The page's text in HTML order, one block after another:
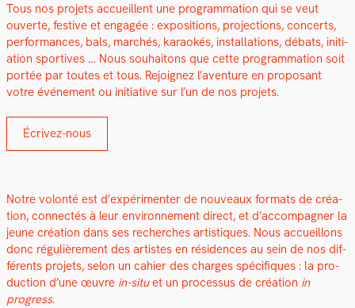
Tous nos pro­jets accueil­lent une pro­gram­ma­tion qui se veut
ouverte, fes­tive et engagée : expo­si­tions, pro­jec­tions, con­certs,
per­for­mances, bals, marchés, karaokés, instal­la­tions, débats, ini­ti­
a­tion sportives … Nous souhaitons que cette pro­gram­ma­tion soit
portée par toutes et tous. Rejoignez l’aventure en pro­posant
votre événe­ment ou ini­tia­tive sur l’un de nos pro­jets.
Écrivez-nous
Notre volon­té est d’ex­péri­menter de nou­veaux for­mats de créa­
tion, con­nec­tés à leur envi­ron­nement direct, et d’ac­com­pa­g­n­er la
jeune créa­tion dans ses recherch­es artis­tiques. Nous accueil­lons
donc régulière­ment des artistes en rési­dences au sein de nos dif­
férents pro­jets, selon un cahi­er des charges spé­ci­fiques : la pro­
duc­tion d’une œuvre in-situet un proces­sus de créa­tion in
progress.